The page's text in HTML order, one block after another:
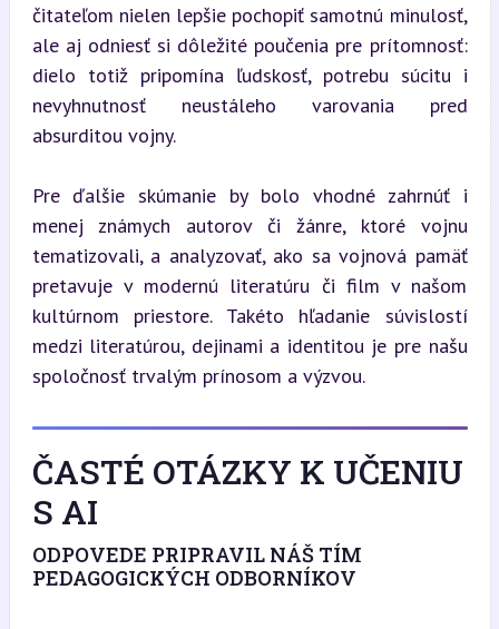
čitateľom nielen lepšie pochopiť samotnú minulosť,
ale aj odniesť si dôležité poučenia pre prítomnosť:
dielo totiž pripomína ľudskosť, potrebu súcitu i
nevyhnutnosť neustáleho varovania pred
absurditou vojny.
Pre ďalšie skúmanie by bolo vhodné zahrnúť i
menej známych autorov či žánre, ktoré vojnu
tematizovali, a analyzovať, ako sa vojnová pamäť
pretavuje v modernú literatúru či film v našom
kultúrnom priestore. Takéto hľadanie súvislostí
medzi literatúrou, dejinami a identitou je pre našu
spoločnosť trvalým prínosom a výzvou.
ČASTÉ OTÁZKY K UČENIU
S AI
ODPOVEDE PRIPRAVIL NÁŠ TÍM
PEDAGOGICKÝCH ODBORNÍKOV